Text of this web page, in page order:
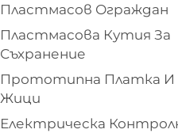
Пластмасов Ограждан
Пластмасова Кутия За
Съхранение
Прототипна Платка И
Жици
Електрическа